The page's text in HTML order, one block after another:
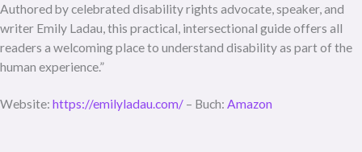
Authored by celebrated disability rights advocate, speaker, and
writer Emily Ladau, this practical, intersectional guide offers all
readers a welcoming place to understand disability as part of the
human experience.”
Website: https://emilyladau.com/ – Buch: Amazon